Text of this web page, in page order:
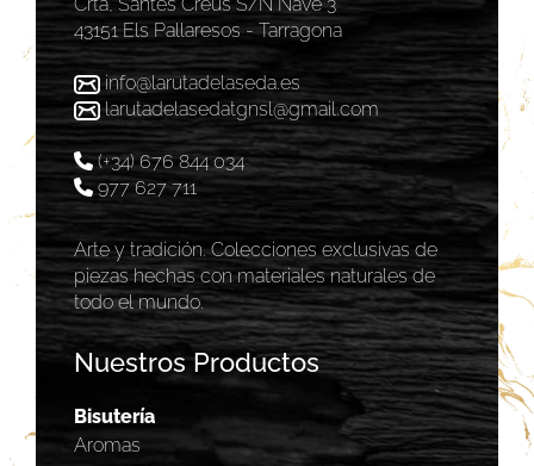
Crta, Santes Creus S/N Nave 3
43151 Els Pallaresos - Tarragona
info@larutadelaseda.es
larutadelasedatgnsl@gmail.com
(+34) 676 844 034
977 627 711
Arte y tradición. Colecciones exclusivas de
piezas hechas con materiales naturales de
todo el mundo.
Nuestros Productos
Bisutería
Aromas